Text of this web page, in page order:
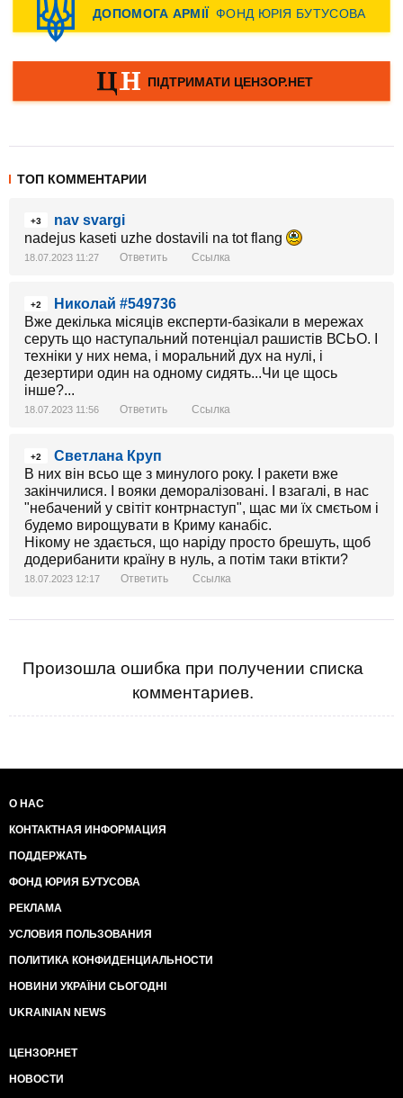
ТОП КОММЕНТАРИИ
+3
nav svargi
nadejus kaseti uzhe dostavili na tot flang
18.07.2023 11:27 Ответить Ссылка
+2
Николай #549736
Вже декілька місяців експерти-базікали в мережах
серуть що наступальний потенціал рашистів ВСЬО. І
техніки у них нема, і моральний дух на нулі, і
дезертири один на одному сидять...Чи це щось
інше?...
18.07.2023 11:56 Ответить Ссылка
+2
Светлана Круп
В них він всьо ще з минулого року. І ракети вже
закінчилися. І вояки деморалізовані. І взагалі, в нас
"небачений у світіт контрнаступ", щас ми їх смєтьом і
будемо вирощувати в Криму канабіс.
Нікому не здається, що наріду просто брешуть, щоб
додерибанити країну в нуль, а потім таки втікти?
18.07.2023 12:17 Ответить Ссылка
Произошла ошибка при получении списка
комментариев.
О НАС
КОНТАКТНАЯ ИНФОРМАЦИЯ
ПОДДЕРЖАТЬ
ФОНД ЮРИЯ БУТУСОВА
РЕКЛАМА
УСЛОВИЯ ПОЛЬЗОВАНИЯ
ПОЛИТИКА КОНФИДЕНЦИАЛЬНОСТИ
НОВИНИ УКРАЇНИ СЬОГОДНІ
UKRAINIAN NEWS
ЦЕНЗОР.НЕТ
НОВОСТИ